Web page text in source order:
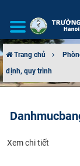
GIỚI THIỆU
Trang chủ
định, quy trình
​​Xem chi tiết